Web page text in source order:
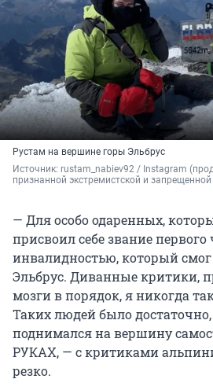
Рустам на вершине горы Эльбрус
Источник: rustam_nabiev92 / Instagram
признанной экстремистской и
— Для особо одаренных,
присвоил себе звание первого
инвалидностью, который смог
Эльбрус. Диванные критики,
мозги в порядок, я никогда
Таких людей было
поднимался на вершину
РУКАХ, — с критиками
резко.